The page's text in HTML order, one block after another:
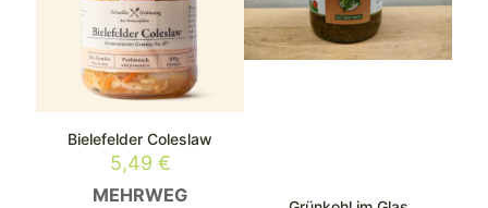
Bielefelder Coleslaw
5,49 €
MEHRWEG